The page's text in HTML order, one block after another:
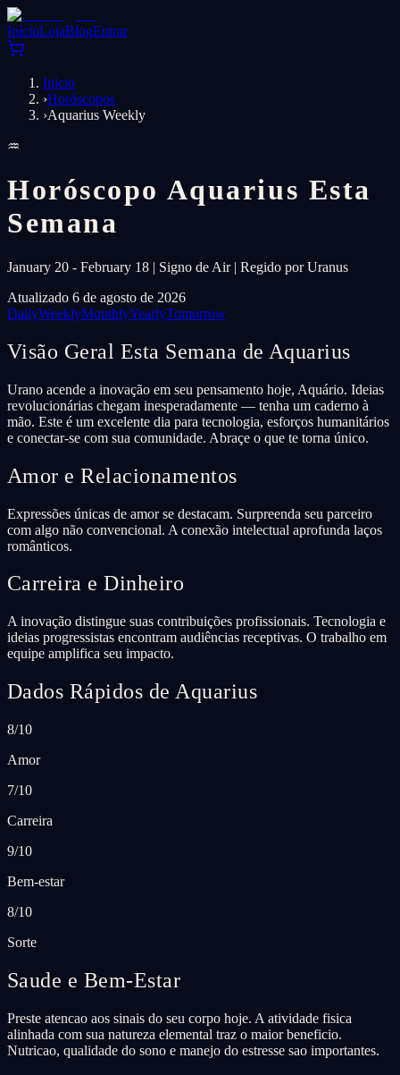
InícioLojaBlogEntrar
Início
›Horóscopos
›Aquarius Weekly
♒
Horóscopo Aquarius Esta
Semana
January 20 - February 18 | Signo de Air | Regido por Uranus
Atualizado 6 de agosto de 2026
DailyWeeklyMonthlyYearlyTomorrow
Visão Geral Esta Semana de Aquarius
Urano acende a inovação em seu pensamento hoje, Aquário. Ideias
revolucionárias chegam inesperadamente — tenha um caderno à
mão. Este é um excelente dia para tecnologia, esforços humanitários
e conectar-se com sua comunidade. Abraçe o que te torna único.
Amor e Relacionamentos
Expressões únicas de amor se destacam. Surpreenda seu parceiro
com algo não convencional. A conexão intelectual aprofunda laços
românticos.
Carreira e Dinheiro
A inovação distingue suas contribuições profissionais. Tecnologia e
ideias progressistas encontram audiências receptivas. O trabalho em
equipe amplifica seu impacto.
Dados Rápidos de Aquarius
8/10
Amor
7/10
Carreira
9/10
Bem-estar
8/10
Sorte
Saude e Bem-Estar
Preste atencao aos sinais do seu corpo hoje. A atividade fisica
alinhada com sua natureza elemental traz o maior beneficio.
Nutricao, qualidade do sono e manejo do estresse sao importantes.